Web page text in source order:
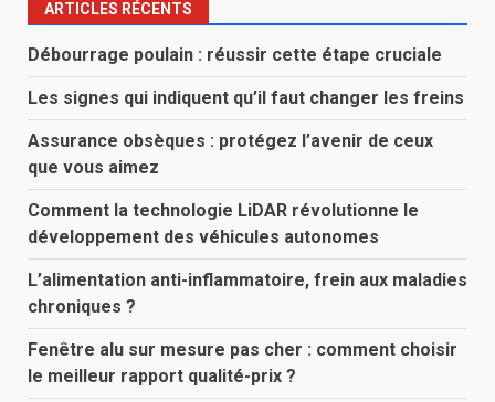
ARTICLES RÉCENTS
Débourrage poulain : réussir cette étape cruciale
Les signes qui indiquent qu’il faut changer les freins
Assurance obsèques : protégez l’avenir de ceux
que vous aimez
Comment la technologie LiDAR révolutionne le
développement des véhicules autonomes
L’alimentation anti-inflammatoire, frein aux maladies
chroniques ?
Fenêtre alu sur mesure pas cher : comment choisir
le meilleur rapport qualité-prix ?